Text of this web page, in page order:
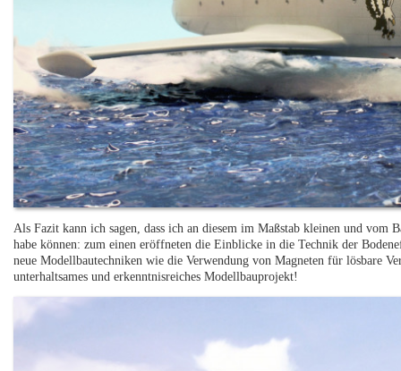
Als Fazit kann ich sagen, dass ich an diesem im Maßstab kleinen und vom
habe können: zum einen eröffneten die Einblicke in die Technik der
neue Modellbautechniken wie die Verwendung von Magneten für lösbare
unterhaltsames und erkenntnisreiches Modellbauprojekt!